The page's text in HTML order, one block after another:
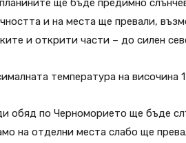
ще бъде предимно
и на места ще превали,
и открити части – до силен
температура на височина
обяд по Черноморието ще бъде
на отделни места слабо ще